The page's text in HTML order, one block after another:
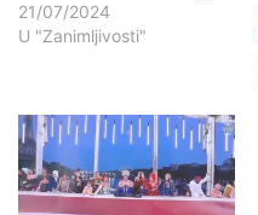
21/07/2024
U "Zanimljivosti"